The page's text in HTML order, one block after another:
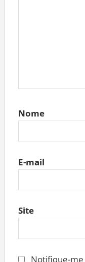
Nome
E-mail
Site